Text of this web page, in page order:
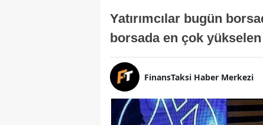
Yatırımcılar bugün
borsada en çok
FinansTaksi Haber Merkezi